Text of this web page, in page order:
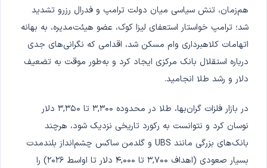
هم‌زمان، تنش سیاسی میان دولت ترامپ و فدرال رزرو تشدید
شد؛ ترامپ خواستار استعفای لیزا کوک، عضو هیئت‌مدیره، به بهانه
اتهامات کلاهبرداری وام مسکن شد، اقدامی که نگرانی‌های جدی
درباره استقلال بانک مرکزی ایجاد کرد و به‌طور موقت به تضعیف
دلار و رشد طلا انجامید.
در بازار فلزات گران‌بها، طلا در محدوده ۳,۳۰۰ تا ۳,۳۵۰ دلار
نوسان کرد و نتوانست به رکورد تاریخی نزدیک شود، هرچند
بانک‌های بزرگی مانند UBS و گلدمن ساکس چشم‌انداز بلندمدت
بسیار صعودی (اهداف ۳,۷۰۰ تا ۴,۰۰۰ دلار تا اواسط ۲۰۲۶) را